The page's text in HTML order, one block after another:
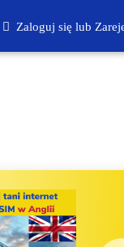
Zaloguj się lub